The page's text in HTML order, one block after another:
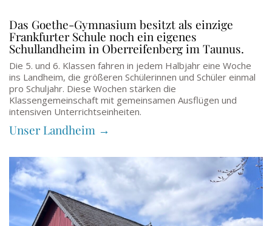
Das Goethe-Gymnasium besitzt als einzige
Frankfurter Schule noch ein eigenes
Schullandheim in Oberreifenberg im Taunus.
Die 5. und 6. Klassen fahren in jedem Halbjahr eine Woche
ins Landheim, die größeren Schülerinnen und Schüler einmal
pro Schuljahr. Diese Wochen stärken die
Klassengemeinschaft mit gemeinsamen Ausflügen und
intensiven Unterrichtseinheiten.
Unser Landheim →